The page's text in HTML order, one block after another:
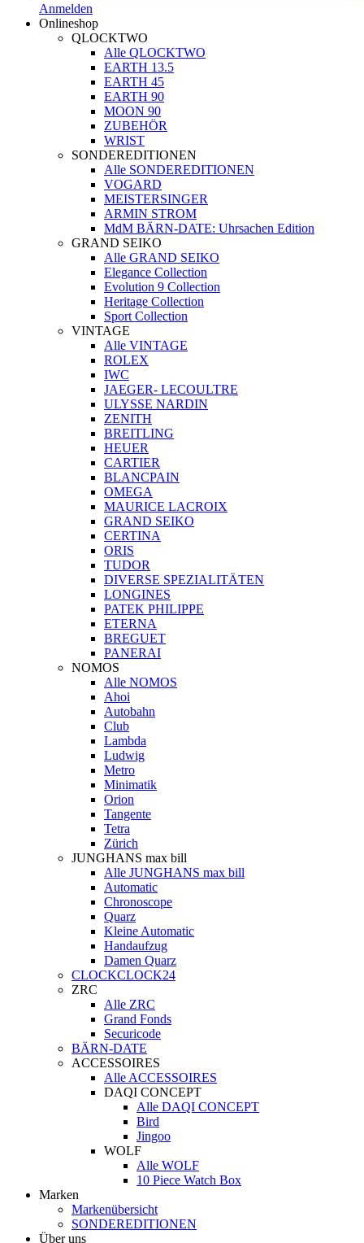
Anmelden
Onlineshop
QLOCKTWO
Alle QLOCKTWO
EARTH 13.5
EARTH 45
EARTH 90
MOON 90
ZUBEHÖR
WRIST
SONDEREDITIONEN
Alle SONDEREDITIONEN
VOGARD
MEISTERSINGER
ARMIN STROM
MdM BÄRN-DATE: Uhrsachen Edition
GRAND SEIKO
Alle GRAND SEIKO
Elegance Collection
Evolution 9 Collection
Heritage Collection
Sport Collection
VINTAGE
Alle VINTAGE
ROLEX
IWC
JAEGER- LECOULTRE
ULYSSE NARDIN
ZENITH
BREITLING
HEUER
CARTIER
BLANCPAIN
OMEGA
MAURICE LACROIX
GRAND SEIKO
CERTINA
ORIS
TUDOR
DIVERSE SPEZIALITÄTEN
LONGINES
PATEK PHILIPPE
ETERNA
BREGUET
PANERAI
NOMOS
Alle NOMOS
Ahoi
Autobahn
Club
Lambda
Ludwig
Metro
Minimatik
Orion
Tangente
Tetra
Zürich
JUNGHANS max bill
Alle JUNGHANS max bill
Automatic
Chronoscope
Quarz
Kleine Automatic
Handaufzug
Damen Quarz
CLOCKCLOCK24
ZRC
Alle ZRC
Grand Fonds
Securicode
BÄRN-DATE
ACCESSOIRES
Alle ACCESSOIRES
DAQI CONCEPT
Alle DAQI CONCEPT
Bird
Jingoo
WOLF
Alle WOLF
10 Piece Watch Box
Marken
Markenübersicht
SONDEREDITIONEN
Über uns